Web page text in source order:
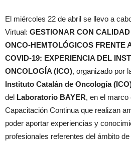
El miércoles 22 de abril se llevo a
Virtual: GESTIONAR CON
ONCO-HEMTOLÓGICOS FRENTE
COVID-19: EXPERIENCIA DEL
ONCOLOGÍA (ICO), organizado por
Instituto Catalán de Oncología
del Laboratorio BAYER, en el marco
Capacitación Continua que realizan
poder aportar experiencias y
profesionales referentes del ámbito de